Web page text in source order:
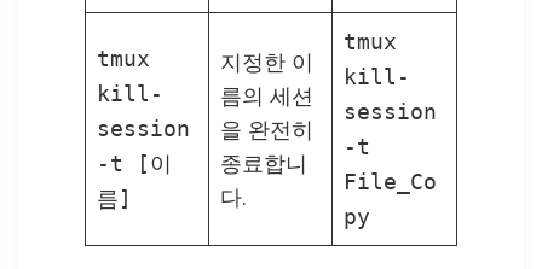
tmux
kill-
session
-t [이
름]
지정한 이
름의 세션
을 완전히
종료합니
다.
tmux
kill-
session
-t
File_Co
py